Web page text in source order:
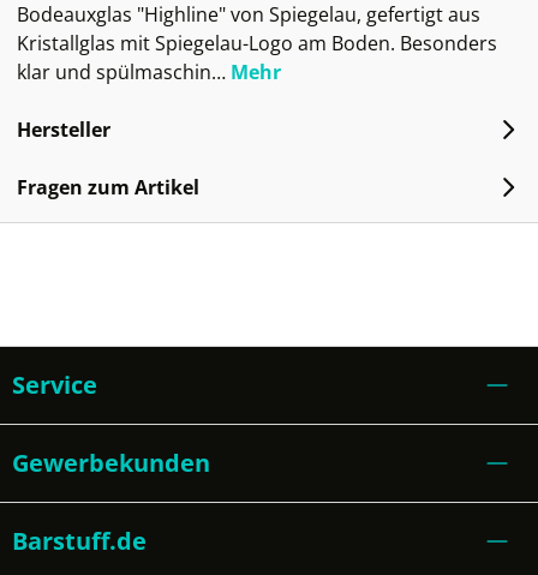
Bodeauxglas "Highline" von Spiegelau, gefertigt aus
Kristallglas mit Spiegelau-Logo am Boden. Besonders
klar und spülmaschin… Mehr
Hersteller
Fragen zum Artikel
Service
Gewerbekunden
Barstuff.de